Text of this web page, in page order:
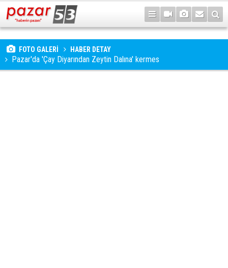
FOTO GALERİ HABER DETAY
Pazar'da 'Çay Diyarından Zeytin Dalına' kermes